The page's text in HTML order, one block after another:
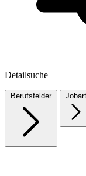
Detailsuche
Berufsfelder Jobart